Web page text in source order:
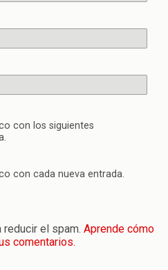
con los siguientes
con cada nueva entrada.
el spam. Aprende cómo
comentarios.